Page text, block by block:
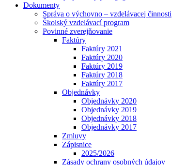
Dokumenty
Správa o výchovno – vzdelávacej činnosti
Školský vzdelávací program
Povinné zverejňovanie
Faktúry
Faktúry 2021
Faktúry 2020
Faktúry 2019
Faktúry 2018
Faktúry 2017
Objednávky
Objednávky 2020
Objednávky 2019
Objednávky 2018
Objednávky 2017
Zmluvy
Zápisnice
2025/2026
Zásady ochrany osobných údajov